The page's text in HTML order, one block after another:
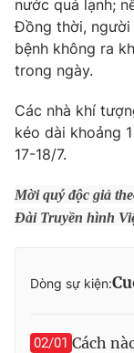
Nhân vật
Khán giả
Điện ảnh
Âm nhạc
Sao
Đời sống
Du lịch
Chất lượng cuộc
Giáo dục
Tuyển sinh
Học trực tuyến
Công nghệ
Hitech Công
Sản phẩm
Tư vấn
Emagazine
nước quá lạnh;
Đồng thời, người
bệnh không ra
trong ngày.
Các nhà khí
kéo dài khoảng
17-18/7.
Mời quý độc giả
Đài Truyền hình
Dòng sự kiện:
02/01 Cách